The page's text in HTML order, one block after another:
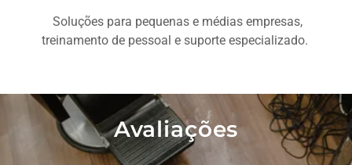
Soluções para pequenas e médias empresas,
treinamento de pessoal e suporte especializado.
Avaliações